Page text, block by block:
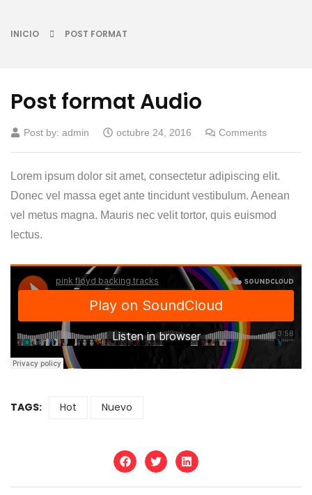
INICIO POST FORMAT
Post format Audio
Post by: admin octubre 24, 2016 Comments
Lorem ipsum dolor sit amet, consectetur adipiscing elit.
Donec vel massa eget ante tincidunt vestibulum. Aenean
vel metus magna. Mauris nec velit tortor, quis euismod
lectus.
TAGS: Hot Nuevo